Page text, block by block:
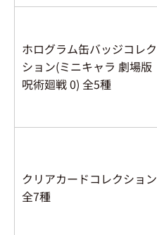
ホログラム缶バッジコレク
ション(ミニキャラ 劇場版
呪術廻戦 0) 全5種
クリアカードコレクション
全7種